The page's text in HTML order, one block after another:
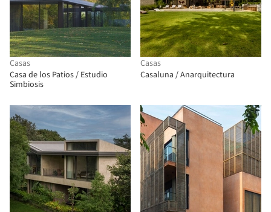
Casas
Casa de los Patios / Estudio
Simbiosis
Casas
Casaluna / Anarquitectura